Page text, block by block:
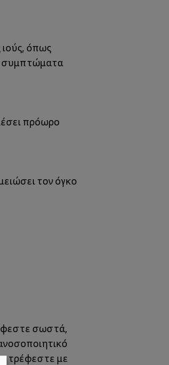
όπως
συμπτώματα
πρόωρο
τον όγκο
σωστά,
τρέφεστε με